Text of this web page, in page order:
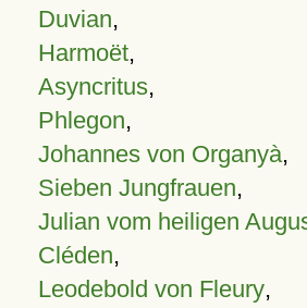
Duvian,
Harmoët,
Asyncritus,
Phlegon,
Johannes von Organyà,
Sieben Jungfrauen,
Julian vom heiligen
Cléden,
Leodebold von Fleury,